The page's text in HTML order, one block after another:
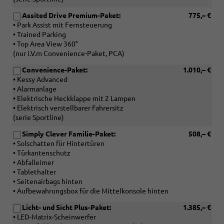
775,– €
Assited Drive Premium-Paket:
• Park Assist mit Fernsteuerung
• Trained Parking
• Top Area View 360°
(nur i.V.m Convenience-Paket, PCA)
1.010,– €
Convenience-Paket:
• Kessy Advanced
• Alarmanlage
• Elektrische Heckklappe mit 2 Lampen
• Elektrisch verstellbarer Fahrersitz
(serie Sportline)
508,– €
Simply Clever Familie-Paket:
• Solschatten für Hintertüren
• Türkantenschutz
• Abfalleimer
• Tablethalter
• Seitenairbags hinten
• Aufbewahrungsbox für die Mittelkonsole hinten
1.385,– €
Licht- und Sicht Plus-Paket:
• LED-Matrix-Scheinwerfer